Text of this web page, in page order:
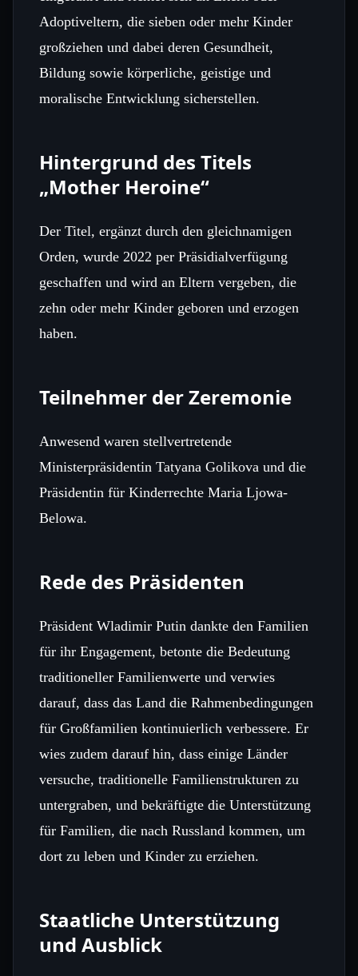
Adoptiveltern, die sieben oder mehr Kinder
großziehen und dabei deren Gesundheit,
Bildung sowie körperliche, geistige und
moralische Entwicklung sicherstellen.
Hintergrund des Titels
„Mother Heroine“
Der Titel, ergänzt durch den gleichnamigen
Orden, wurde 2022 per Präsidialverfügung
geschaffen und wird an Eltern vergeben, die
zehn oder mehr Kinder geboren und erzogen
haben.
Teilnehmer der Zeremonie
Anwesend waren stellvertretende
Ministerpräsidentin Tatyana Golikova und die
Präsidentin für Kinderrechte Maria Ljowa-
Belowa.
Rede des Präsidenten
Präsident Wladimir Putin dankte den Familien
für ihr Engagement, betonte die Bedeutung
traditioneller Familienwerte und verwies
darauf, dass das Land die Rahmenbedingungen
für Großfamilien kontinuierlich verbessere. Er
wies zudem darauf hin, dass einige Länder
versuche, traditionelle Familienstrukturen zu
untergraben, und bekräftigte die Unterstützung
für Familien, die nach Russland kommen, um
dort zu leben und Kinder zu erziehen.
Staatliche Unterstützung
und Ausblick